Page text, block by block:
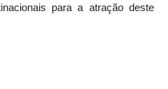
para a atração deste